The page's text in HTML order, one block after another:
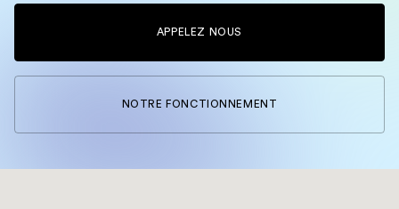
APPELEZ NOUS
NOTRE FONCTIONNEMENT